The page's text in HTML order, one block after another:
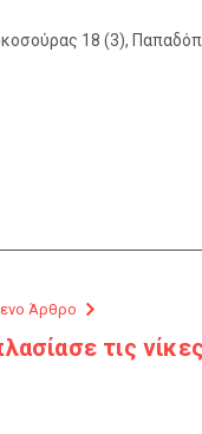
18 (3),
Άρθρο
τις